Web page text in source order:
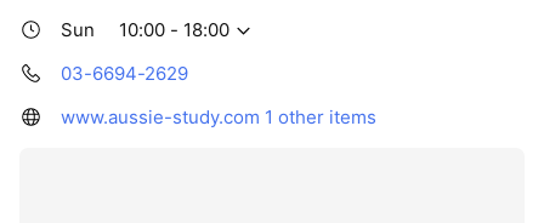
Sun
10:00 - 18:00
03-6694-2629
www.aussie-study.com 1 other items